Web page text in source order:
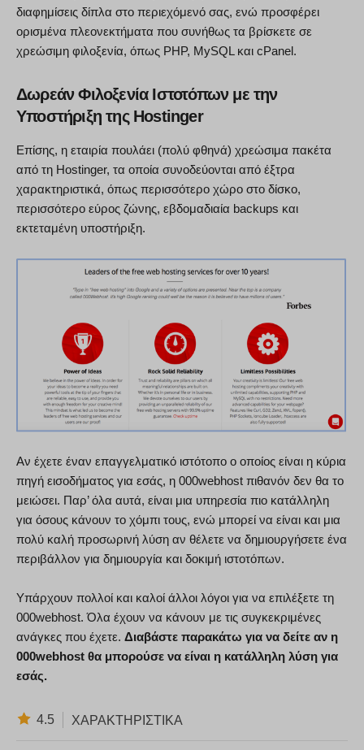
διαφημίσεις δίπλα στο περιεχόμενό σας, ενώ προσφέρει
ορισμένα πλεονεκτήματα που συνήθως τα βρίσκετε σε
χρεώσιμη φιλοξενία, όπως PHP, MySQL και cPanel.
Δωρεάν Φιλοξενία Ιστοτόπων με την
Υποστήριξη της Hostinger
Επίσης, η εταιρία πουλάει (πολύ φθηνά) χρεώσιμα πακέτα
από τη Hostinger, τα οποία συνοδεύονται από έξτρα
χαρακτηριστικά, όπως περισσότερο χώρο στο δίσκο,
περισσότερο εύρος ζώνης, εβδομαδιαία backups και
εκτεταμένη υποστήριξη.
Αν έχετε έναν επαγγελματικό ιστότοπο ο οποίος είναι η κύρια
πηγή εισοδήματος για εσάς, η 000webhost πιθανόν δεν θα το
μειώσει. Παρ’ όλα αυτά, είναι μια υπηρεσία πιο κατάλληλη
για όσους κάνουν το χόμπι τους, ενώ μπορεί να είναι και μια
πολύ καλή προσωρινή λύση αν θέλετε να δημιουργήσετε ένα
περιβάλλον για δημιουργία και δοκιμή ιστοτόπων.
Υπάρχουν πολλοί και καλοί άλλοι λόγοι για να επιλέξετε τη
000webhost. Όλα έχουν να κάνουν με τις συγκεκριμένες
ανάγκες που έχετε. Διαβάστε παρακάτω για να δείτε αν η
000webhost θα μπορούσε να είναι η κατάλληλη λύση για
εσάς.
4.5 ΧΑΡΑΚΤΗΡΙΣΤΙΚΆ